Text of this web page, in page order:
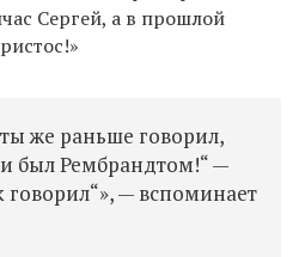
Сергей, а в прошлой
же раньше говорил,
был Рембрандтом!“ —
говорил“», — вспоминает